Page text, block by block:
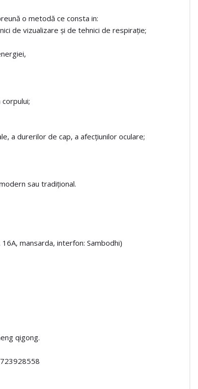
o metodă ce consta in:
de vizualizare și de tehnici de respirație;
a durerilor de cap, a afecțiunilor oculare;
sau tradițional.
mansarda, interfon: Sambodhi)
qigong.